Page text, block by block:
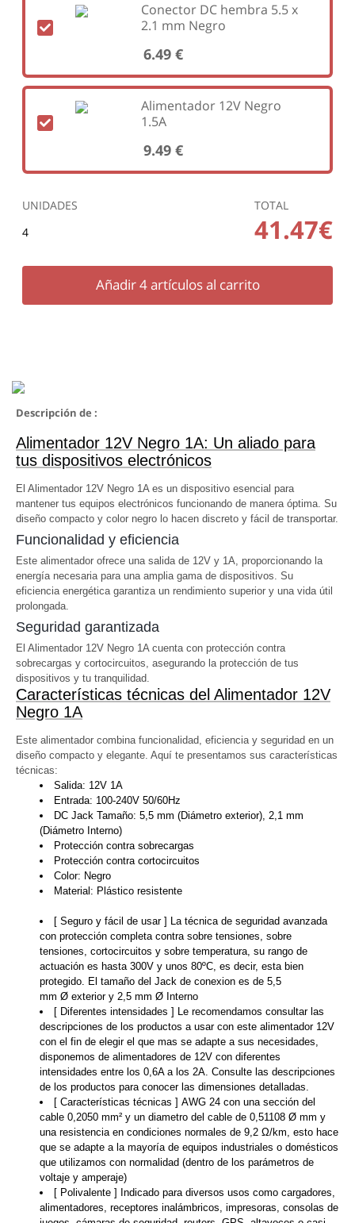
Conector DC hembra 5.5 x
2.1 mm Negro
6.49 €
Alimentador 12V Negro
1.5A
9.49 €
UNIDADES
4
TOTAL
41.47€
Añadir4artículos al carrito
Descripción de :
Alimentador 12V Negro 1A: Un aliado para
tus dispositivos electrónicos
El Alimentador 12V Negro 1A es un dispositivo esencial para
mantener tus equipos electrónicos funcionando de manera óptima. Su
diseño compacto y color negro lo hacen discreto y fácil de transportar.
Funcionalidad y eficiencia
Este alimentador ofrece una salida de 12V y 1A, proporcionando la
energía necesaria para una amplia gama de dispositivos. Su
eficiencia energética garantiza un rendimiento superior y una vida útil
prolongada.
Seguridad garantizada
El Alimentador 12V Negro 1A cuenta con protección contra
sobrecargas y cortocircuitos, asegurando la protección de tus
dispositivos y tu tranquilidad.
Características técnicas del Alimentador 12V
Negro 1A
Este alimentador combina funcionalidad, eficiencia y seguridad en un
diseño compacto y elegante. Aquí te presentamos sus características
técnicas:
Salida: 12V 1A
Entrada: 100-240V 50/60Hz
DC Jack Tamaño: 5,5 mm (Diámetro exterior), 2,1 mm
(Diámetro Interno)
Protección contra sobrecargas
Protección contra cortocircuitos
Color: Negro
Material: Plástico resistente
[ Seguro y fácil de usar ] La técnica de seguridad avanzada
con protección completa contra sobre tensiones, sobre
tensiones, cortocircuitos y sobre temperatura, su rango de
actuación es hasta 300V y unos 80ºC, es decir, esta bien
protegido. El tamaño del Jack de conexion es de 5,5
mm Ø exterior y 2,5 mm Ø Interno
[ Diferentes intensidades ] Le recomendamos consultar las
descripciones de los productos a usar con este alimentador 12V
con el fin de elegir el que mas se adapte a sus necesidades,
disponemos de alimentadores de 12V con diferentes
intensidades entre los 0,6A a los 2A. Consulte las descripciones
de los productos para conocer las dimensiones detalladas.
[ Características técnicas ] AWG 24 con una sección del
cable 0,2050 mm² y un diametro del cable de 0,51108 Ø mm y
una resistencia en condiciones normales de 9,2 Ω/km, esto hace
que se adapte a la mayoría de equipos industriales o domésticos
que utilizamos con normalidad (dentro de los parámetros de
voltaje y amperaje)
[ Polivalente ] Indicado para diversos usos como cargadores,
alimentadores, receptores inalámbricos, impresoras, consolas de